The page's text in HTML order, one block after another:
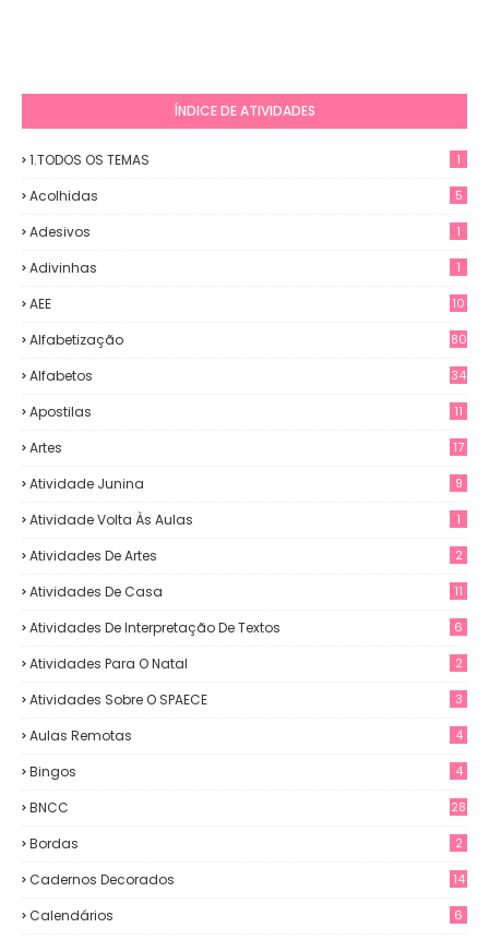
ÍNDICE DE ATIVIDADES
1.TODOS OS TEMAS 1
Acolhidas 5
Adesivos 1
Adivinhas 1
AEE 10
Alfabetização 80
Alfabetos 34
Apostilas 11
Artes 17
Atividade Junina 9
Atividade Volta Às Aulas 1
Atividades De Artes 2
Atividades De Casa 11
Atividades De Interpretação De Textos 6
Atividades Para O Natal 2
Atividades Sobre O SPAECE 3
Aulas Remotas 4
Bingos 4
BNCC 28
Bordas 2
Cadernos Decorados 14
Calendários 6